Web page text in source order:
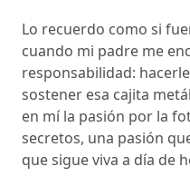
Lo recuerdo como si
cuando mi padre me
responsabilidad:
sostener esa cajita
en mí la pasión por la
secretos, una pasión
que sigue viva a día de